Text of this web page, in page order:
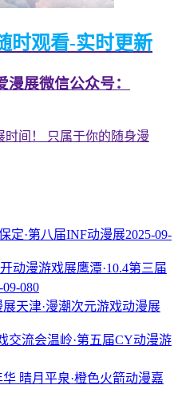
时观看-实时更新
展微信公众号：
间！ 只属于你的随身漫
定·第八届INF动漫展2025-09-
鹰潭·10.4第三届
09-080
天津·漫潮次元游戏动漫展
温岭·第五届CY动漫游
平泉·橙色火箭动漫嘉